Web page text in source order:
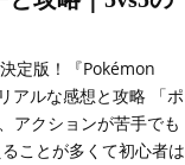
定版！『Pokémon
アルな感想と攻略 「ポ
アクションが苦手でも
ことが多くて初心者は